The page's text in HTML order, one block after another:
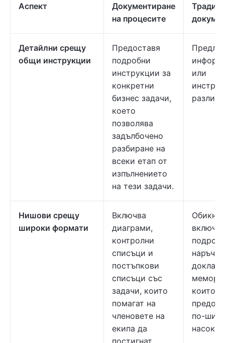
Аспект
Документиране
на процесите
Детайлни срещу
общи инструкции
Предоставя
подробни
инструкции за
конкретни
бизнес задачи,
което
позволява
задълбочено
разбиране на
всеки етап от
изпълнението
на тези задачи.
или
Нишови срещу
широки формати
Включва
диаграми,
контролни
списъци и
постъпкови
списъци със
задачи, които
помагат на
членовете на
екипа да
постигнат
включва
които
по-
насоки.